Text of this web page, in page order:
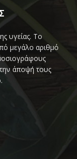
υγείας. Το
μεγάλο αριθμό
άποψή τους